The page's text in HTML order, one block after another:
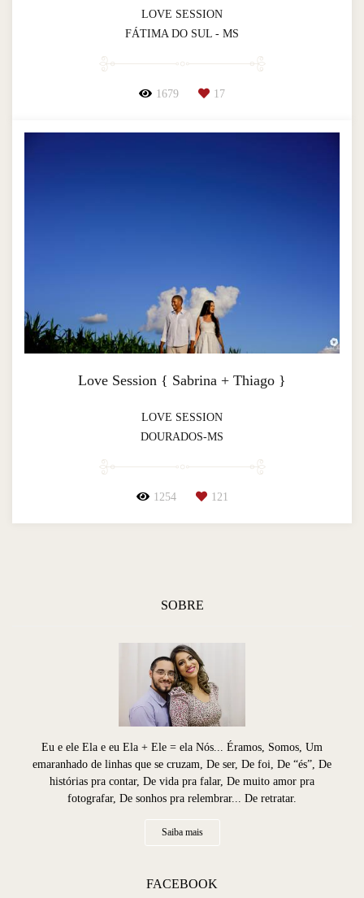
LOVE SESSION
FÁTIMA DO SUL - MS
1679 17
Love Session { Sabrina + Thiago }
LOVE SESSION
DOURADOS-MS
1254 121
SOBRE
Eu e ele Ela e eu Ela + Ele = ela Nós... Éramos, Somos, Um
emaranhado de linhas que se cruzam, De ser, De foi, De “és”, De
histórias pra contar, De vida pra falar, De muito amor pra
fotografar, De sonhos pra relembrar... De retratar.
Saiba mais
FACEBOOK